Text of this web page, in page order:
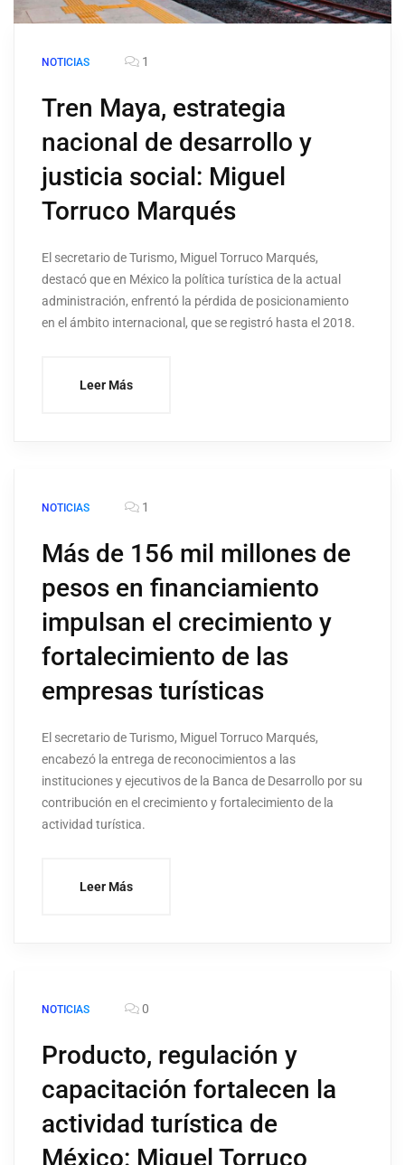
NOTICIAS 1
Tren Maya, estrategia
nacional de desarrollo y
justicia social: Miguel
Torruco Marqués
El secretario de Turismo, Miguel Torruco Marqués,
destacó que en México la política turística de la actual
administración, enfrentó la pérdida de posicionamiento
en el ámbito internacional, que se registró hasta el 2018.
Leer Más
NOTICIAS 1
Más de 156 mil millones de
pesos en financiamiento
impulsan el crecimiento y
fortalecimiento de las
empresas turísticas
El secretario de Turismo, Miguel Torruco Marqués,
encabezó la entrega de reconocimientos a las
instituciones y ejecutivos de la Banca de Desarrollo por su
contribución en el crecimiento y fortalecimiento de la
actividad turística.
Leer Más
NOTICIAS 0
Producto, regulación y
capacitación fortalecen la
actividad turística de
México: Miguel Torruco